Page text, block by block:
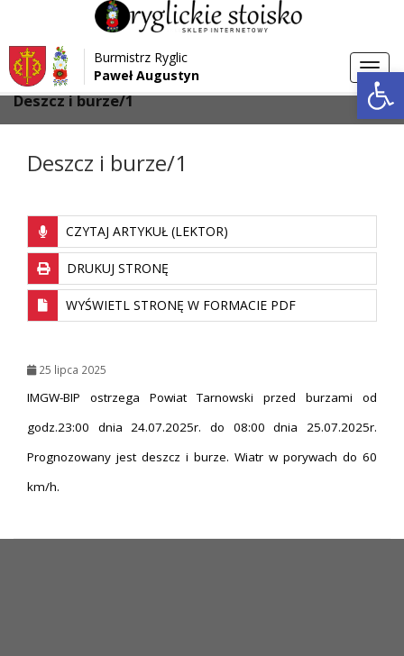
Przejdź do menu
Przejdź do głównej treści strony
Przejdź do stopki strony
Burmistrz Ryglic
Paweł Augustyn
Strona główna > Aktualności
Deszcz i burze/1
Deszcz i burze/1
CZYTAJ ARTYKUŁ (LEKTOR)
DRUKUJ STRONĘ
WYŚWIETL STRONĘ W FORMACIE PDF
25 lipca 2025
IMGW-BIP ostrzega Powiat Tarnowski przed burzami od
godz.23:00 dnia 24.07.2025r. do 08:00 dnia 25.07.2025r.
Prognozowany jest deszcz i burze. Wiatr w porywach do 60
km/h.